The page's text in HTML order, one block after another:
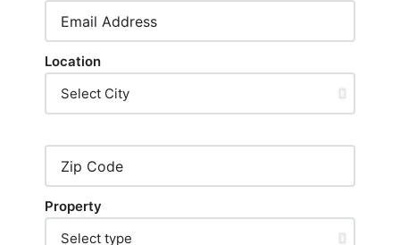
Location
Property